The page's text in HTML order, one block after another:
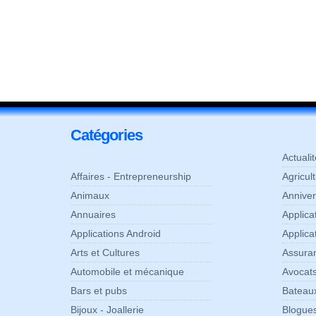
Catégories
Affaires - Entrepreneurship
Animaux
Annuaires
Applications Android
Arts et Cultures
Automobile et mécanique
Bars et pubs
Bijoux - Joallerie